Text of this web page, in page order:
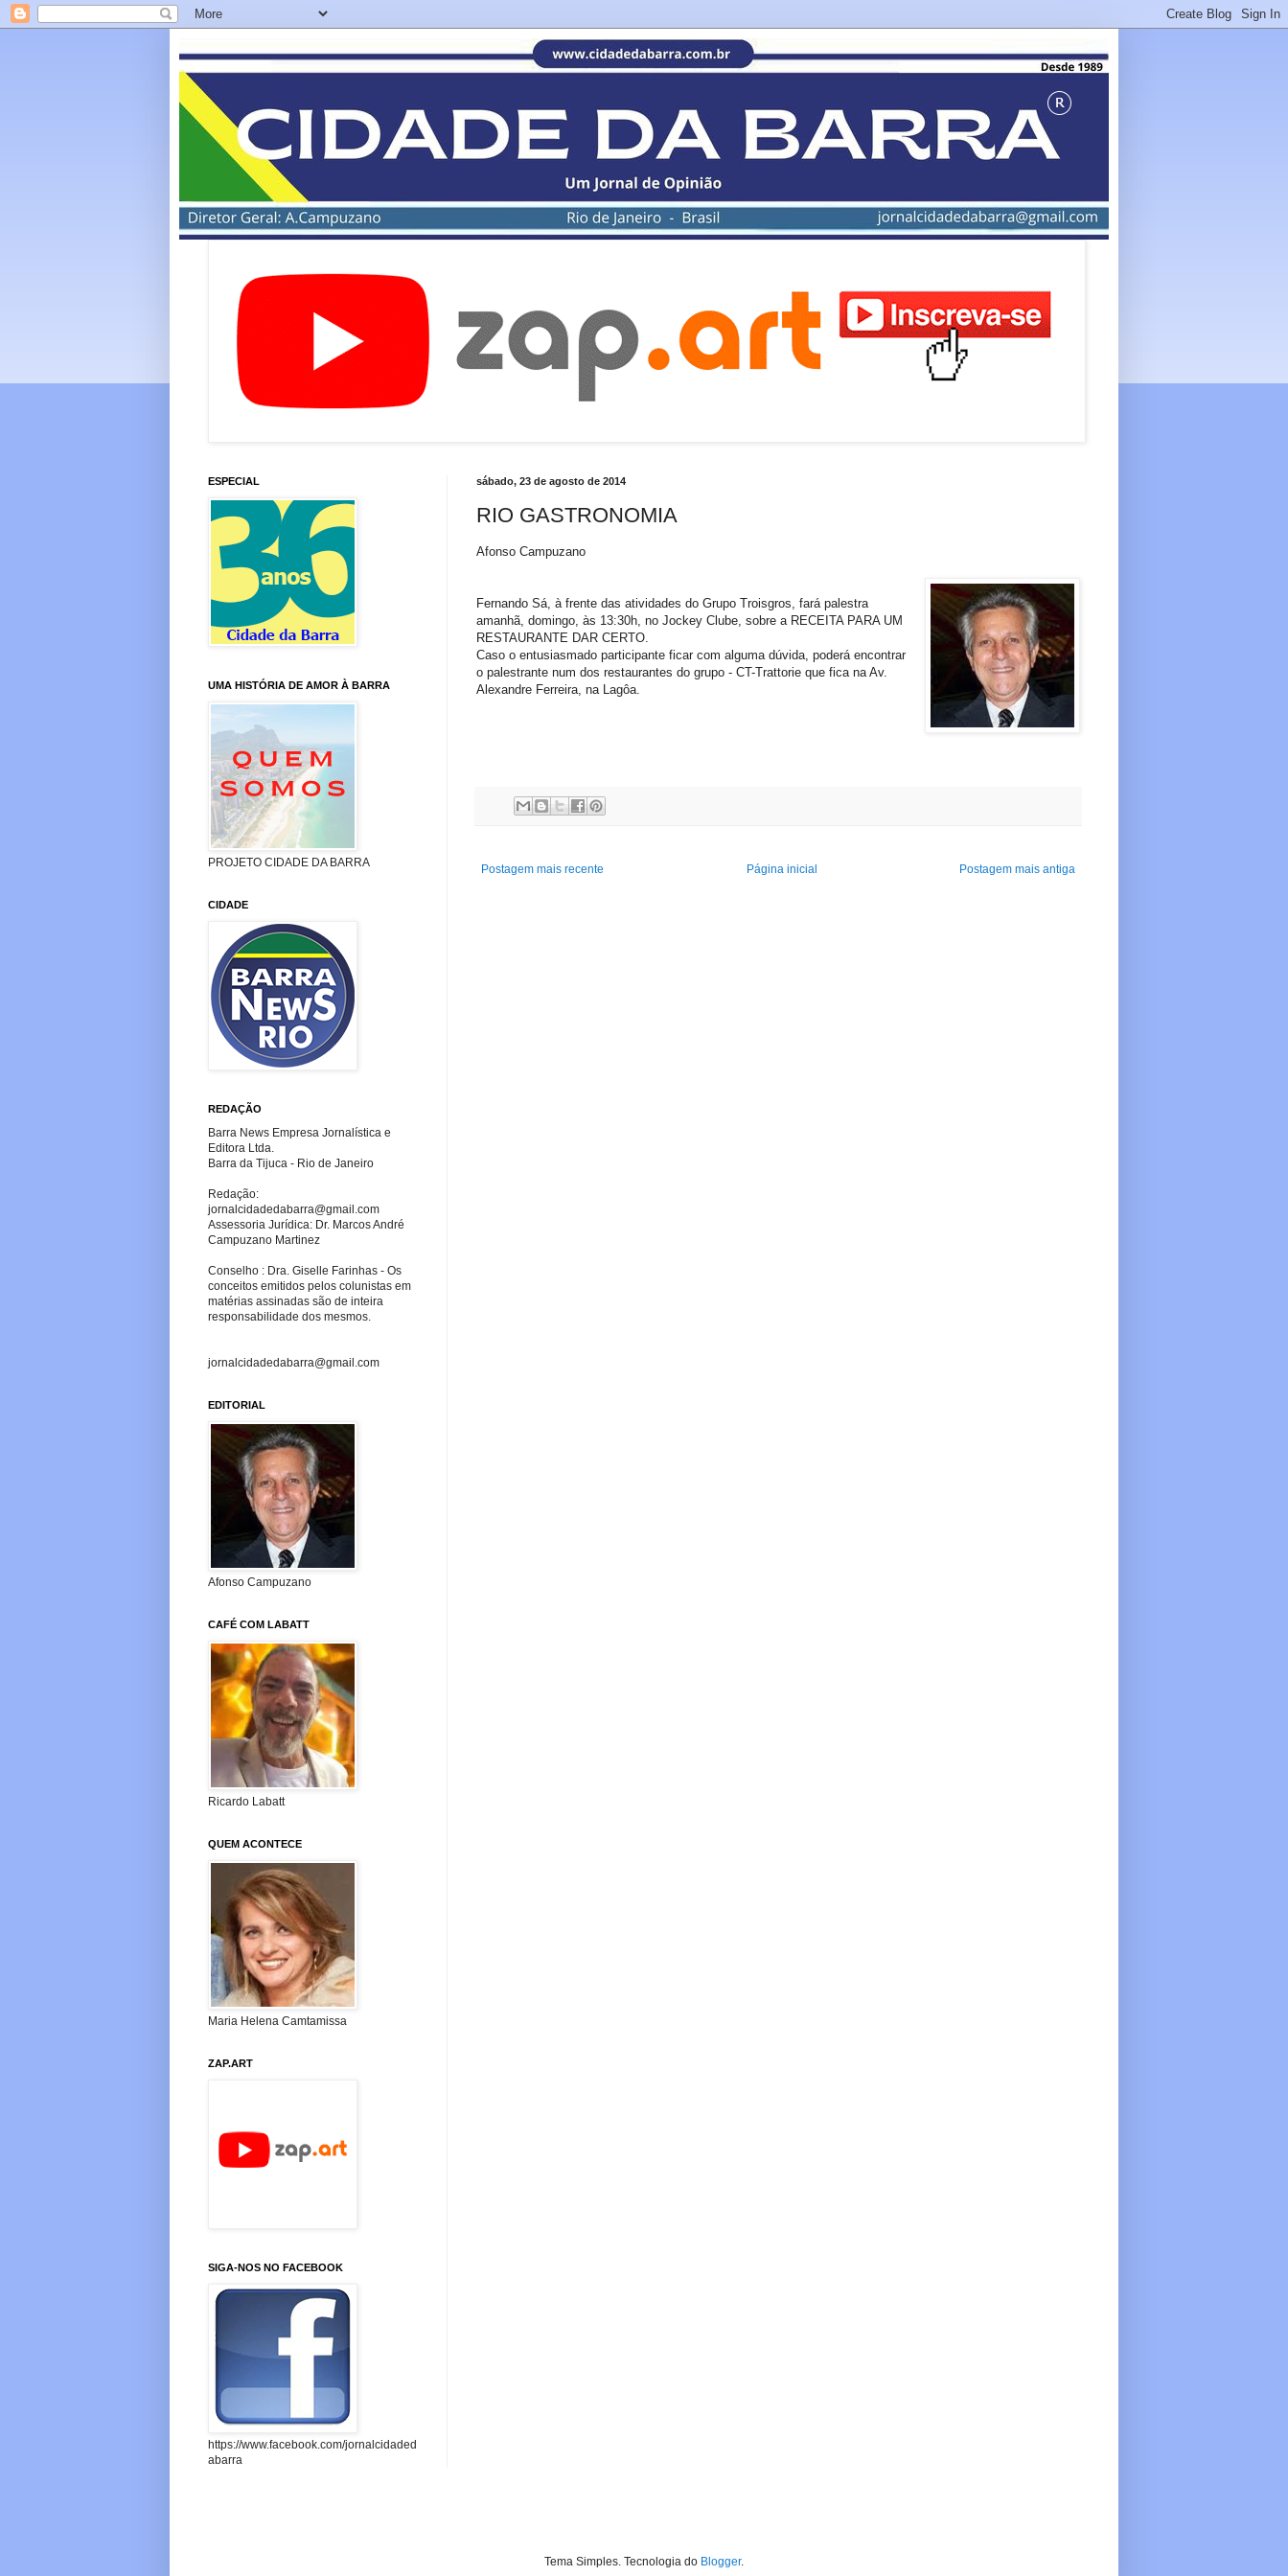
sábado, 23 de agosto de 2014
RIO GASTRONOMIA
Afonso Campuzano
Fernando Sá, à frente das atividades do Grupo Troisgros, fará palestra
amanhã, domingo, às 13:30h, no Jockey Clube, sobre a RECEITA PARA UM
RESTAURANTE DAR CERTO.
Caso o entusiasmado participante ficar com alguma dúvida, poderá encontrar
o palestrante num dos restaurantes do grupo - CT-Trattorie que fica na Av.
Alexandre Ferreira, na Lagôa.
Postagem mais recente Postagem mais antiga
Página inicial
ESPECIAL
UMA HISTÓRIA DE AMOR À BARRA
PROJETO CIDADE DA BARRA
CIDADE
REDAÇÃO
Barra News Empresa Jornalística e
Editora Ltda.
Barra da Tijuca - Rio de Janeiro
Redação:
jornalcidadedabarra@gmail.com
Assessoria Jurídica: Dr. Marcos André
Campuzano Martinez
Conselho : Dra. Giselle Farinhas - Os
conceitos emitidos pelos colunistas em
matérias assinadas são de inteira
responsabilidade dos mesmos.
jornalcidadedabarra@gmail.com
EDITORIAL
Afonso Campuzano
CAFÉ COM LABATT
Ricardo Labatt
QUEM ACONTECE
Maria Helena Camtamissa
ZAP.ART
SIGA-NOS NO FACEBOOK
https://www.facebook.com/jornalcidaded
abarra
Tema Simples. Tecnologia do Blogger.